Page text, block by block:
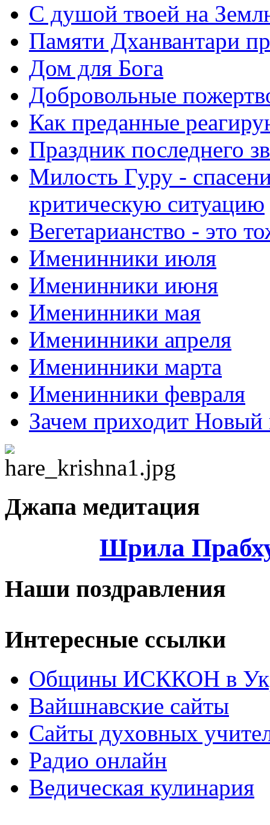
С душой твоей на
Памяти Дханвантари
Дом для Бога
Добровольные
Как преданные
Праздник последнего
Милость Гуру -
критическую ситуацию
Вегетарианство - это
Именинники июля
Именинники июня
Именинники мая
Именинники апреля
Именинники марта
Именинники февраля
Зачем приходит Новый
Джапа медитация
Шрила
Наши поздравления
Интересные ссылки
Общины ИСККОН в
Вайшнавские сайты
Сайты духовных
Радио онлайн
Ведическая кулинария